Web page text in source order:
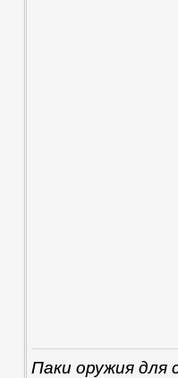
Паки оружия для